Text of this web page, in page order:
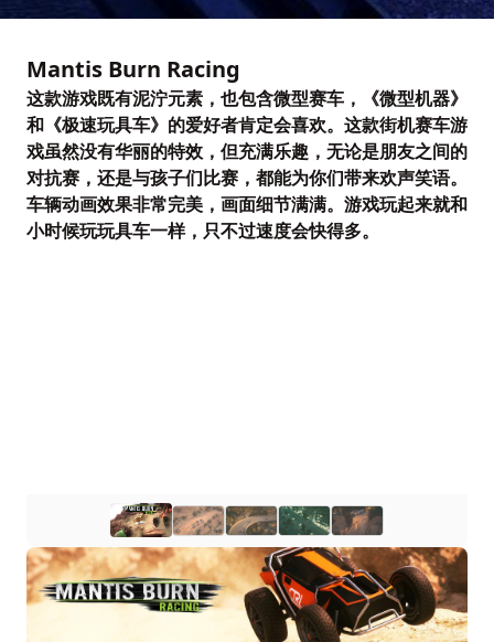
Mantis Burn Racing
这款游戏既有泥泞元素，也包含微型赛车，《微型机器》
和《极速玩具车》的爱好者肯定会喜欢。这款街机赛车游
戏虽然没有华丽的特效，但充满乐趣，无论是朋友之间的
对抗赛，还是与孩子们比赛，都能为你们带来欢声笑语。
车辆动画效果非常完美，画面细节满满。游戏玩起来就和
小时候玩玩具车一样，只不过速度会快得多。